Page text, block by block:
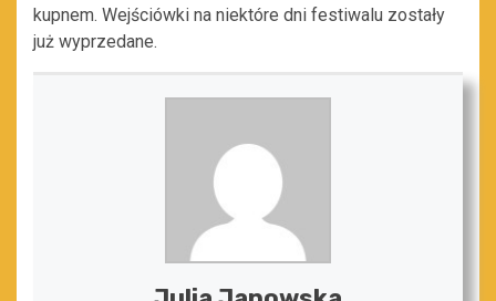
kupnem. Wejściówki na niektóre dni festiwalu zostały
już wyprzedane.